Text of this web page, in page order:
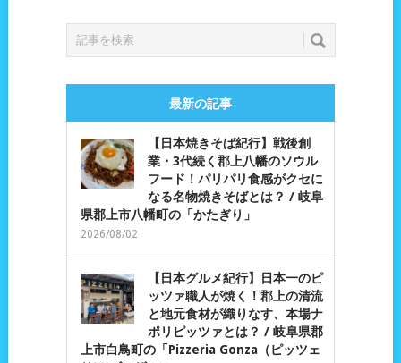
最新の記事
【日本焼きそば紀行】戦後創
業・3代続く郡上八幡のソウル
フード！パリパリ食感がクセに
なる名物焼きそばとは？ / 岐阜
県郡上市八幡町の「かたぎり」
2026/08/02
【日本グルメ紀行】日本一のピ
ッツァ職人が焼く！郡上の清流
と地元食材が織りなす、本場ナ
ポリピッツァとは？ / 岐阜県郡
上市白鳥町の「Pizzeria Gonza（ピッツェ